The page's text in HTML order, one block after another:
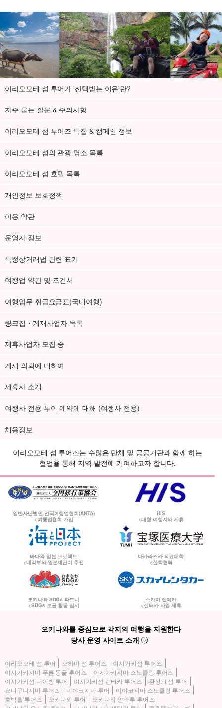
이리오모테 섬 투어가 '선택받는 이유'란?
자주 묻는 질문 & 주의사항
이리오모테 섬 투어즈 특집 & 캠페인 정보
이리오모테 섬의 관광 명소 목록
이리오모테 섬 호텔 목록
개인정보 보호정책
이용 약관
운영자 정보
특정상거래법 관련 표기
여행업 약관 및 조건서
여행업무 취급요금표(국내여행)
링크집・게재사업자 목록
제휴사업자 모집 중
게재 의뢰에 대하여
제휴사 소개
여행사 전용 투어 예약에 대해 (여행사 전용)
채용정보
이리오모테 섬 투어즈는 수많은 단체 및 공공기관과 함께 하는
협업을 통해 지역 발전에 기여하고자 합니다.
일반사단법인 전국여행업협회(ANTA)
<여행업협회 가입
HIS
<대형 여행사와 제휴
바다와 일본 프로젝트
<내각부와 일본재단이 추진
다카라즈카 의료대학
<산학협력
오키나와 SDGs 파트너
<SDGs 보급 활동 실시
스카이 렌터카
<렌터카 사업 제휴
오키나와를 중심으로 각지의 여행을 지원한다
당사 운영 사이트 소개
이리오모테 섬 투어 오하마 섬 투어즈
이시가키섬 투어즈
이시가키지마 푸른 동굴 투어즈
이시가키지마 스노클링 투어즈
이시가키섬 다이빙 투어
이시가키섬 렌터카 투어즈
환상의 섬 투어
요나구니시마 투어즈
미야코지마 투어
미야코지마 스노클링 투어즈
호박홀 투어즈
오키나와 투어
오키나와 얀바루 투어즈